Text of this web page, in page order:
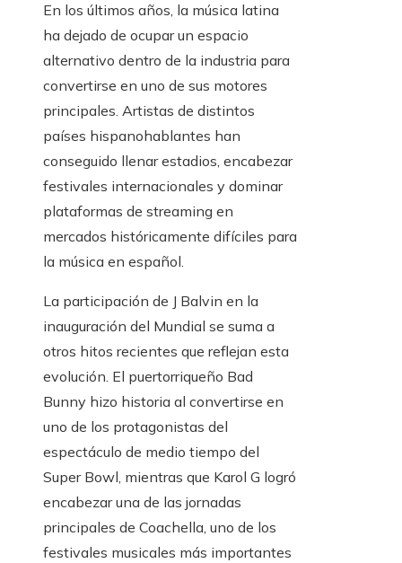
En los últimos años, la música latina
ha dejado de ocupar un espacio
alternativo dentro de la industria para
convertirse en uno de sus motores
principales. Artistas de distintos
países hispanohablantes han
conseguido llenar estadios, encabezar
festivales internacionales y dominar
plataformas de streaming en
mercados históricamente difíciles para
la música en español.
La participación de J Balvin en la
inauguración del Mundial se suma a
otros hitos recientes que reflejan esta
evolución. El puertorriqueño Bad
Bunny hizo historia al convertirse en
uno de los protagonistas del
espectáculo de medio tiempo del
Super Bowl, mientras que Karol G logró
encabezar una de las jornadas
principales de Coachella, uno de los
festivales musicales más importantes